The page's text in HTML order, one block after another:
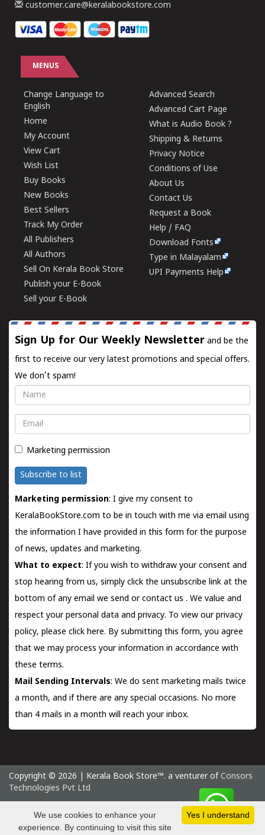
customer.care@keralabookstore.com
MENUS
Change Language to
English
Home
My Account
View Cart
Wish List
Buy Books
New Books
Best Sellers
Track My Order
All Publishers
All Authors
Sell On Kerala Book Store
Publish your E-Book
Sell your E-Book
Advanced Search
Advanced Cart Page
What is Audio Book ?
Shipping & Returns
Privacy Notice
Conditions of Use
About Us
Contact Us
Request a Book
Help / FAQ
Download Fonts
Type in Malayalam
UPI Payments Help
Sign Up for Our Weekly Newsletter and be the
first to receive our very latest promotions and special offers.
We don't spam!
Name
Email
Marketing permission
Subscribe to list
Marketing permission: I give my consent to
KeralaBookStore.com to be in touch with me via email using
the information I have provided in this form for the purpose
of news, updates and marketing.
What to expect: If you wish to withdraw your consent and
stop hearing from us, simply click the unsubscribe link at the
bottom of any email we send orcontact us . We value and
respect your personal data and privacy. To view our privacy
policy, please click here. By submitting this form, you agree
that we may process your information in accordance with
these terms.
Mail Sending Intervals: We do sent marketing mails twice
a month, and if there are any special occasions. No more
than 4 mails in a month will reach your inbox.
Copyright © 2026 | Kerala Book Store™. a venturer of Consors
Technologies Pvt Ltd
Saturday 8 August, 2026 IST
Yes I understand
We use cookies to enhance your
experience. By continuing to visit this site